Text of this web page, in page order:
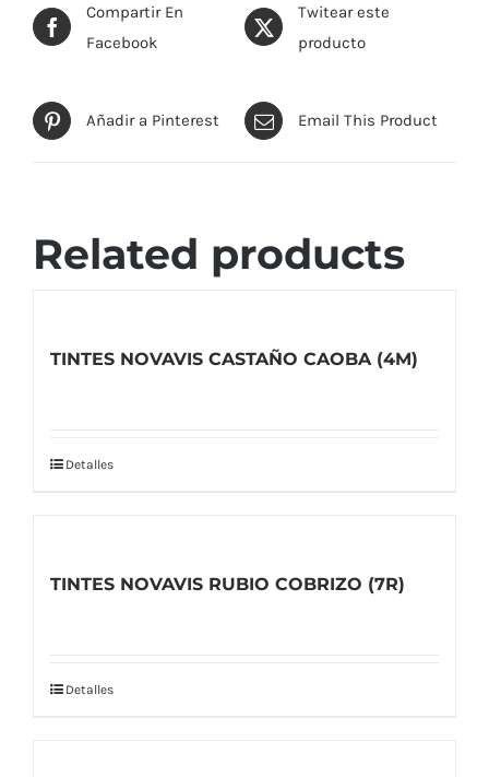
Compartir En
Facebook
Twitear este
producto
Añadir a Pinterest Email This Product
Related products
TINTES NOVAVIS CASTAÑO CAOBA (4M)
Detalles
TINTES NOVAVIS RUBIO COBRIZO (7R)
Detalles